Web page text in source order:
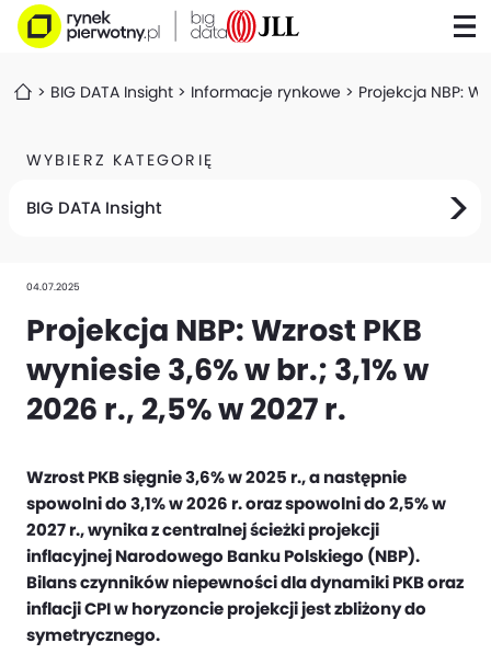
BIG DATA Insight Informacje rynkowe Projekcja NBP:
WYBIERZ KATEGORIĘ
BIG DATA Insight
04.07.2025
Projekcja NBP: Wzrost PKB
wyniesie 3,6% w br.; 3,1% w
2026 r., 2,5% w 2027 r.
Wzrost PKB sięgnie 3,6% w 2025 r., a następnie
spowolni do 3,1% w 2026 r. oraz spowolni do 2,5% w
2027 r., wynika z centralnej ścieżki projekcji
inflacyjnej Narodowego Banku Polskiego (NBP).
Bilans czynników niepewności dla dynamiki PKB oraz
inflacji CPI w horyzoncie projekcji jest zbliżony do
symetrycznego.